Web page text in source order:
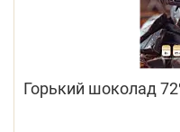
Горький шоколад